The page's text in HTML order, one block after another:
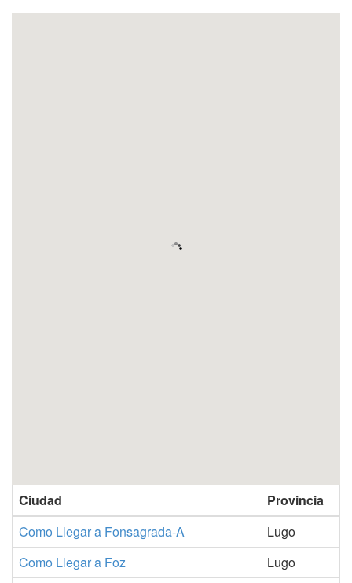
Ciudad
Provincia
Como Llegar a Fonsagrada-A
Lugo
Como Llegar a Foz
Lugo